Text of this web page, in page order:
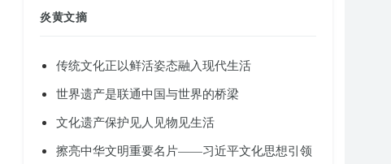
炎黄文摘
传统文化正以鲜活姿态融入现代生活
世界遗产是联通中国与世界的桥梁
文化遗产保护见人见物见生活
擦亮中华文明重要名片——习近平文化思想引领